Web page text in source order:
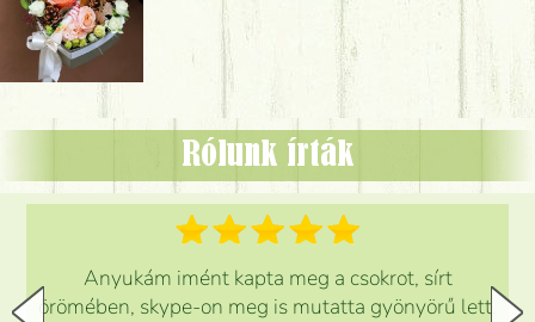
Rólunk írták
Anyukám imént kapta meg a csokrot, sírt
örömében, skype-on meg is mutatta gyönyörű lett.